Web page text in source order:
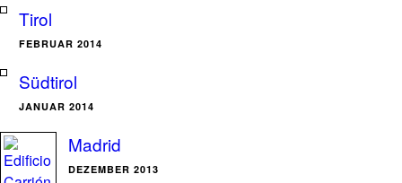
Tirol
FEBRUAR 2014
Südtirol
JANUAR 2014
Madrid
DEZEMBER 2013